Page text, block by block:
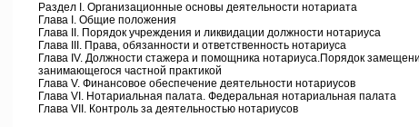
Раздел I. Организационные основы деятельности нотариата
Глава I. Общие положения
Глава II. Порядок учреждения и ликвидации должности нотариуса
Глава III. Права, обязанности и ответственность нотариуса
Глава IV. Должности стажера и помощника нотариуса.Порядок
занимающегося частной практикой
Глава V. Финансовое обеспечение деятельности нотариусов
Глава VI. Нотариальная палата. Федеральная нотариальная палата
Глава VII. Контроль за деятельностью нотариусов